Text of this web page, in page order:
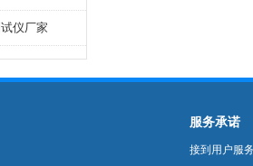
仪厂家
服务承诺
接到用户服